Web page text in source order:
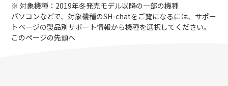
※ 対象機種：2019年冬発売モデル以降の一部の機種
パソコンなどで、対象機種のSH-chatをご覧になるには、サポー
トページの製品別サポート情報から機種を選択してください。
このページの先頭へ